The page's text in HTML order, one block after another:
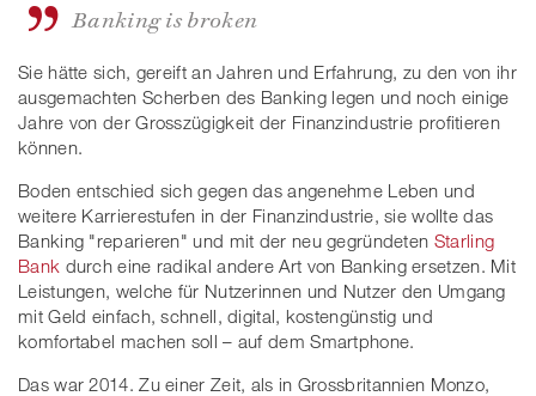
Banking is broken
Sie hätte sich, gereift an Jahren und Erfahrung, zu den von ihr
ausgemachten Scherben des Banking legen und noch einige
Jahre von der Grosszügigkeit der Finanzindustrie profitieren
können.
Boden entschied sich gegen das angenehme Leben und
weitere Karrierestufen in der Finanzindustrie, sie wollte das
Banking "reparieren" und mit der neu gegründeten Starling
Bank durch eine radikal andere Art von Banking ersetzen. Mit
Leistungen, welche für Nutzerinnen und Nutzer den Umgang
mit Geld einfach, schnell, digital, kostengünstig und
komfortabel machen soll – auf dem Smartphone.
Das war 2014. Zu einer Zeit, als in Grossbritannien Monzo,